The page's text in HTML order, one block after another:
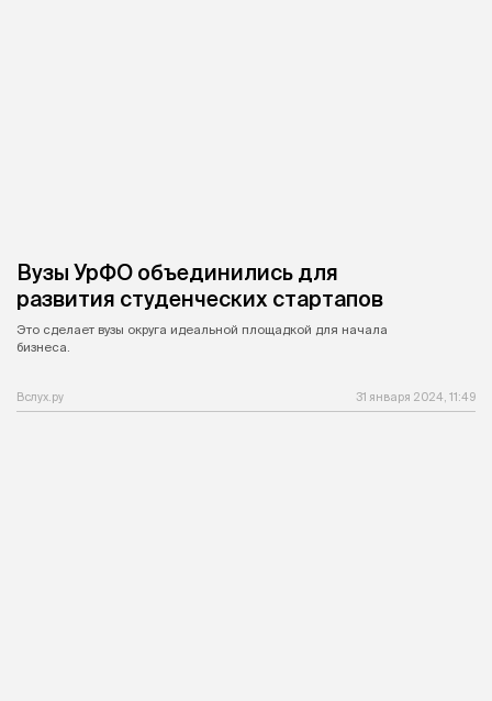
Вузы УрФО объединились для
развития студенческих стартапов
Это сделает вузы округа идеальной площадкой для начала
бизнеса.
Вслух.ру 31 января 2024, 11:49